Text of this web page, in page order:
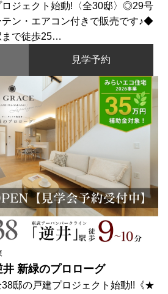
ジェクト始動!〈全30邸〉◎29号
ン・エアコン付きで販売です♪◆
まで徒歩25…
見学予約
新緑のプロローグ
邸の戸建プロジェクト始動!!《★